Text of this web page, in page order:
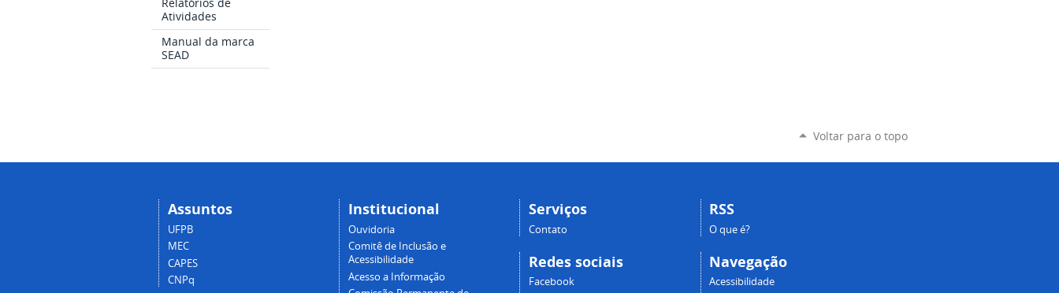
Atividades
Manual da marca
SEAD
Voltar para o topo
Assuntos
UFPB
MEC
CAPES
CNPq
Institucional
Ouvidoria
Comitê de Inclusão e
Acessibilidade
Acesso a Informação
Serviços
Contato
Redes sociais
Facebook
RSS
O que é?
Navegação
Acessibilidade